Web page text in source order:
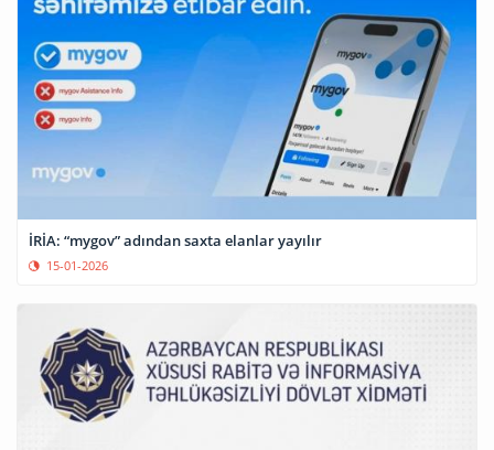
İRİA: “mygov” adından saxta elanlar yayılır
15-01-2026